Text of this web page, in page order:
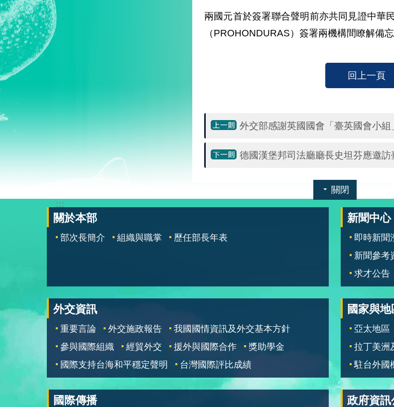
兩國元首於簽署聯合聲明前亦共同見證中華
（PROHONDURAS）簽署兩機構間瞭解備
回上一頁
外交部感謝英國國會「臺英國會小
德國漢堡邦司法廳廳長史坦芬應邀訪
關閉
:::
關於本部
部次長簡介 組織與職掌 歷任部長年表
新聞中心
即時新聞
新聞參考
求才公告
外交資訊
重要言論 外交施政報告
我國國情資訊及外交基本方針
參與國際組織
經貿外交 援外與國際合作
獎助學金
國際支持台海和平穩定聲明
台灣國際評比成績
國家與地
亞太地區
拉丁美洲
駐台外國
國際傳播 政府資訊